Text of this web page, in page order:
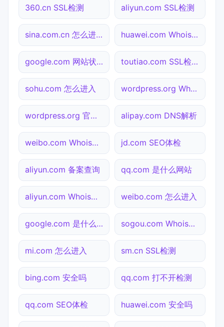
360.cn SSL检测 aliyun.com SSL检测
sina.com.cn 怎么进入 huawei.com Whois查询
google.com 网站状态 toutiao.com SSL检测
sohu.com 怎么进入 wordpress.org Whois查询
wordpress.org 官网入口 alipay.com DNS解析
weibo.com Whois查询 jd.com SEO体检
aliyun.com 备案查询 qq.com 是什么网站
aliyun.com Whois查询 weibo.com 怎么进入
google.com 是什么网站 sogou.com Whois查询
mi.com 怎么进入 sm.cn SSL检测
bing.com 安全吗 qq.com 打不开检测
qq.com SEO体检 huawei.com 安全吗